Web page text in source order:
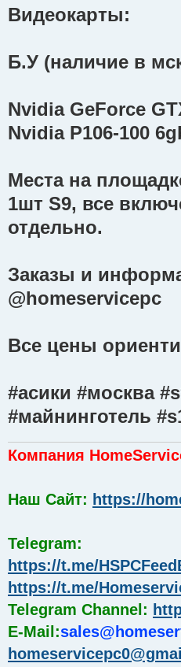
Видеокарты:
Б.У (наличие в
Nvidia GeForce
Nvidia P106-100
Места на
1шт S9, все
отдельно.
Заказы и
@homeservicepc
Все цены
#асики #москва
#майнинготель
Компания
Наш Сайт: https://
Telegram:
https://t.me/
https://t.me/
Telegram Channel:
E-Mail: